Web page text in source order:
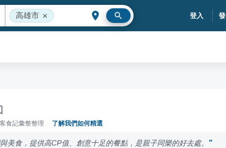
高雄市 登入
食記彙整整理 · 了解我們如何精選
美食，提供高CP值、創意十足的餐點，是親子同樂的好去處。